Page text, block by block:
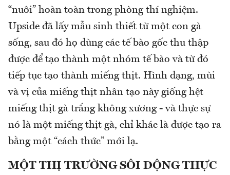
“nuôi” hoàn toàn trong phòng thí nghiệm.
Upside đã lấy mẫu sinh thiết từ một con gà
sống, sau đó họ dùng các tế bào gốc thu thập
được để tạo thành một nhóm tế bào và từ đó
tiếp tục tạo thành miếng thịt. Hình dạng, mùi
và vị của miếng thịt nhân tạo này giống hệt
miếng thịt gà trắng không xương - và thực sự
nó là một miếng thịt gà, chỉ khác là được tạo ra
bằng một “cách thức” mới lạ.
MỘT THỊ TRƯỜNG SÔI ĐỘNG THỰC